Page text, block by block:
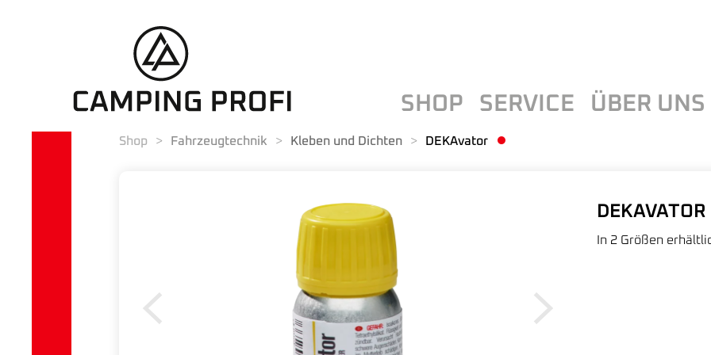
SHOP SERVICE ÜBER UNS
Shop Fahrzeugtechnik Kleben und Dichten DEKAvator
DEKAVATOR
In 2 Größen